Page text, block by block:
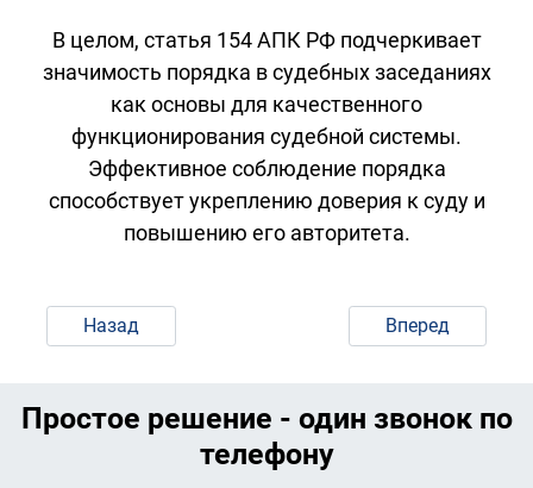
В целом, статья 154 АПК РФ подчеркивает
значимость порядка в судебных заседаниях
как основы для качественного
функционирования судебной системы.
Эффективное соблюдение порядка
способствует укреплению доверия к суду и
повышению его авторитета.
Назад Вперед
Простое решение - один звонок по
телефону